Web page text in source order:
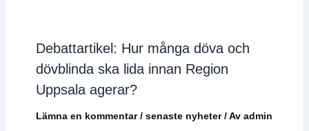
Debattartikel: Hur många döva och
dövblinda ska lida innan Region
Uppsala agerar?
Lämna en kommentar / senaste nyheter/ Av admin